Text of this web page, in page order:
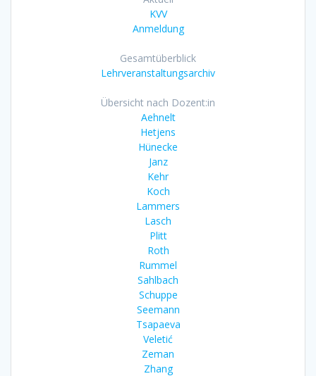
KVV
Anmeldung
Gesamtüberblick
Lehrveranstaltungsarchiv
Übersicht nach Dozent:in
Aehnelt
Hetjens
Hünecke
Janz
Kehr
Koch
Lammers
Lasch
Plitt
Roth
Rummel
Sahlbach
Schuppe
Seemann
Tsapaeva
Veletić
Zeman
Zhang